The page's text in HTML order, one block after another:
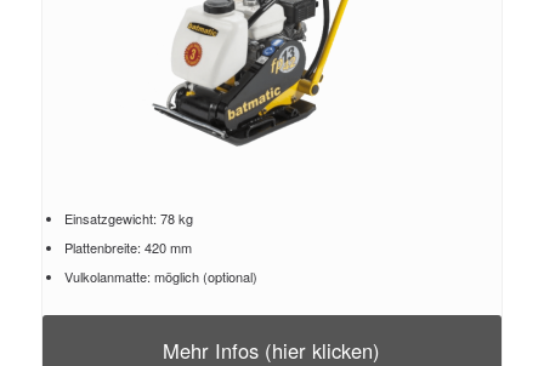
Einsatzgewicht: 78 kg
Plattenbreite: 420 mm
Vulkolanmatte: möglich (optional)
Mehr Infos (hier klicken)